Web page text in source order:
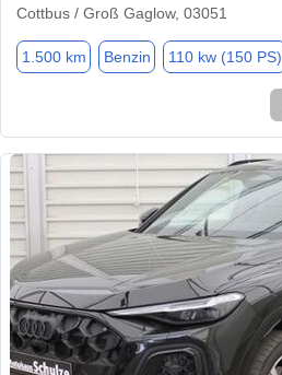
Cottbus / Groß Gaglow, 03051
1.500 km Benzin 110 kw (150 PS)